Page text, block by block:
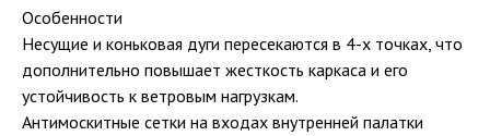
Особенности
Несущие и коньковая дуги пересекаются в 4-х точках, что
дополнительно повышает жесткость каркаса и его
устойчивость к ветровым нагрузкам.
Антимоскитные сетки на входах внутренней палатки